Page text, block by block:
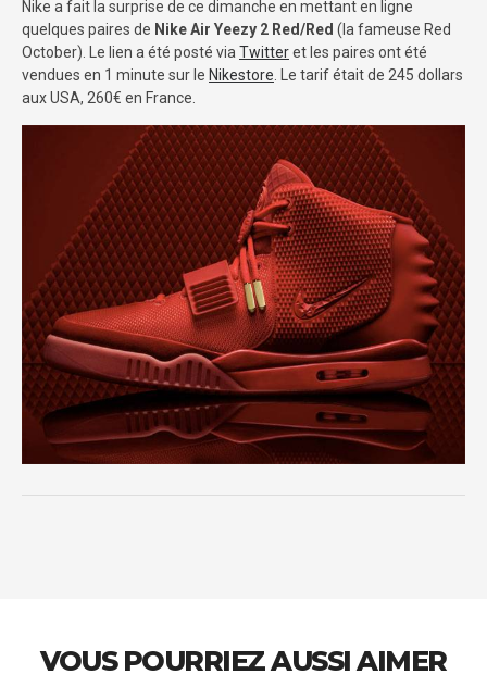
Nike a fait la surprise de ce dimanche en mettant en ligne
quelques paires de Nike Air Yeezy 2 Red/Red (la fameuse Red
October). Le lien a été posté via Twitteret les paires ont été
vendues en 1 minute sur le Nikestore . Le tarif était de 245 dollars
aux USA, 260€ en France.
VOUS POURRIEZ AUSSI AIMER